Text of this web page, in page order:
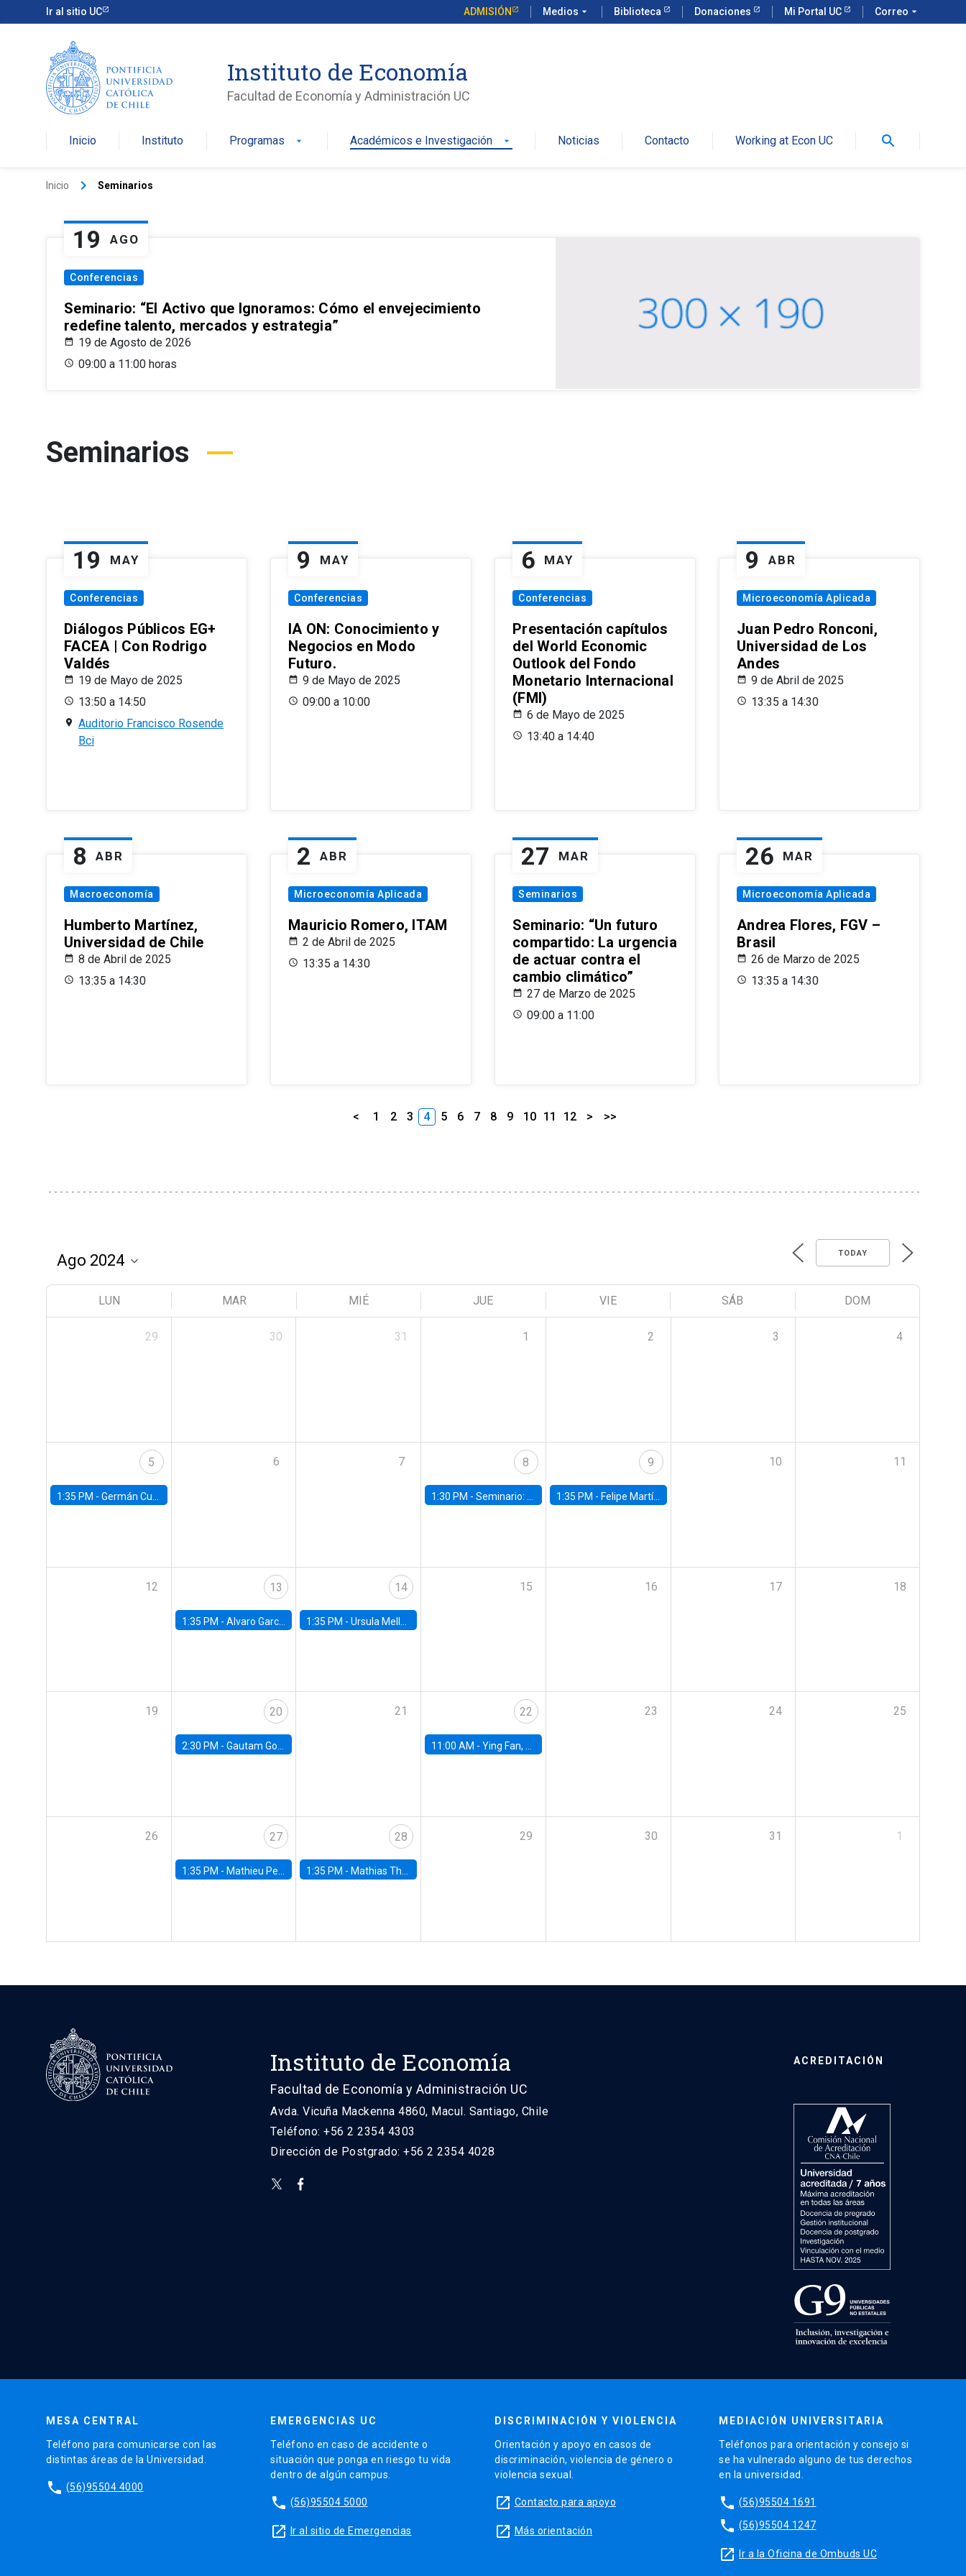
Ir al sitio UC ADMISIÓN Medios arrow_drop_down Biblioteca Donaciones Mi Portal UC Correo arrow_drop_down
Instituto de Economía
Facultad de Economía y Administración UC
Inicio Instituto Programas arrow_drop_down Académicos e Investigación arrow_drop_down Noticias Contacto Working at Econ UC search
Inicio keyboard_arrow_right Seminarios
19 AGO
Conferencias
Seminario: “El Activo que Ignoramos: Cómo el envejecimiento
redefine talento, mercados y estrategia”
19 de Agosto de 2026
09:00 a 11:00 horas
Seminarios
19 MAY
Conferencias
Diálogos Públicos EG+
FACEA | Con Rodrigo
Valdés
19 de Mayo de 2025
13:50 a 14:50
Auditorio Francisco Rosende
Bci
9 MAY
Conferencias
IA ON: Conocimiento y
Negocios en Modo
Futuro.
9 de Mayo de 2025
09:00 a 10:00
6 MAY
Conferencias
Presentación capítulos
del World Economic
Outlook del Fondo
Monetario Internacional
(FMI)
6 de Mayo de 2025
13:40 a 14:40
9 ABR
Microeconomía Aplicada
Juan Pedro Ronconi,
Universidad de Los
Andes
9 de Abril de 2025
13:35 a 14:30
8 ABR
Macroeconomía
Humberto Martínez,
Universidad de Chile
8 de Abril de 2025
13:35 a 14:30
2 ABR
Microeconomía Aplicada
Mauricio Romero, ITAM
2 de Abril de 2025
13:35 a 14:30
27 MAR
Seminarios
Seminario: “Un futuro
compartido: La urgencia
de actuar contra el
cambio climático”
27 de Marzo de 2025
09:00 a 11:00
26 MAR
Microeconomía Aplicada
Andrea Flores, FGV –
Brasil
26 de Marzo de 2025
13:35 a 14:30
< 1 2 3 4 5 6 7 8 9 10 11 12 > >>
TODAY
LUN MAR MIÉ JUE VIE SÁB DOM
29 30 31 1 2 3 4
5
1:35 PM - Germán Cubas, University of Houston
6 7 8
1:30 PM -Seminario: “Recuperando la humanidad para progresar en la era de la IA»
9
1:35 PM - Felipe Martínez, alumno Doctorado en Economía UC
10 11
12 13
1:35 PM - Alvaro Garcia-Marin, Universidad de Los Andes
14
1:35 PM -Ursula Mello, Insper - Institute of Education and Research
15 16 17 18
19 20
2:30 PM - Gautam Gowrisankaran, Columbia University
21 22
11:00 AM -Ying Fan, University of Michigan
23 24 25
26 27
1:35 PM - Mathieu Pedemonte, IDB
28
1:35 PM - Mathias Thoenig, University of Lausanne
29 30 31 1
Instituto de Economía
Facultad de Economía y Administración UC
Avda. Vicuña Mackenna 4860, Macul. Santiago, Chile
Teléfono: +56 2 2354 4303
Dirección de Postgrado: +56 2 2354 4028
ACREDITACIÓN
MESA CENTRAL
Teléfono para comunicarse con las
distintas áreas de la Universidad.
phone (56)95504 4000
EMERGENCIAS UC
Teléfono en caso de accidente o
situación que ponga en riesgo tu vida
dentro de algún campus.
phone (56)95504 5000
launch Ir al sitio de Emergencias
DISCRIMINACIÓN Y VIOLENCIA
Orientación y apoyo en casos de
discriminación, violencia de género o
violencia sexual.
launch Contacto para apoyo
launch Más orientación
MEDIACIÓN UNIVERSITARIA
Teléfonos para orientación y consejo si
se ha vulnerado alguno de tus derechos
en la universidad.
phone (56)95504 1691
phone (56)95504 1247
launch Ir a la Oficina de Ombuds UC